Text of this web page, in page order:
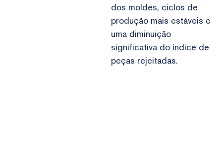
dos moldes, ciclos de
produção mais estáveis e
uma diminuição
significativa do índice de
peças rejeitadas.